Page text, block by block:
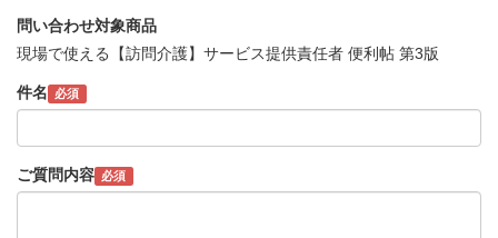
問い合わせ対象商品
現場で使える【訪問介護】サービス提供責任者 便利帖 第3版
件名 必須
ご質問内容 必須